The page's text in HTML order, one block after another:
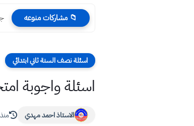
📁 مشاركات منوعه
اسئلة نصف السنة ثاني ابتدائي
اسئلة واجوبة
الاستاذ احمد مهدي منذ 4 سنة